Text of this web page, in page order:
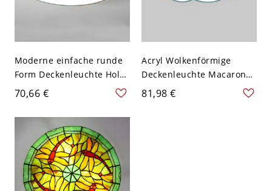
Moderne einfache runde
Form Deckenleuchte Holz
1 Licht Deckenleuchte
LED-Lichter - Grün 110V-
120V 30,48 cm Weißlicht
70,66 €
Acryl Wolkenförmige
Deckenleuchte Macaron
LED Deckenleuchte - 110V-
120V Weißlicht Grün
81,98 €